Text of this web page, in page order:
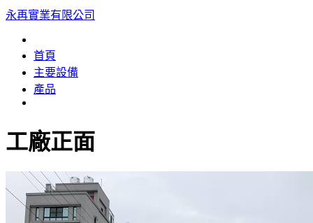
永再實業有限公司
首頁
主要設備
產品
工廠正面